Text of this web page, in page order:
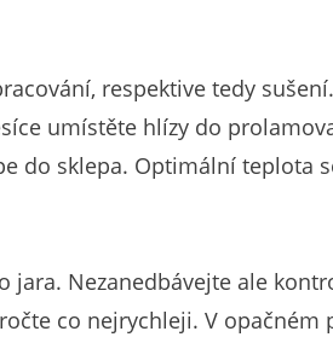
respektive tedy
umístěte hlízy do
do sklepa. Optimální teplota
jara. Nezanedbávejte ale
co nejrychleji. V opačném